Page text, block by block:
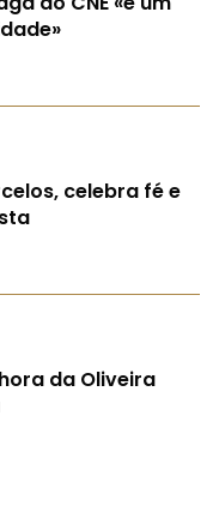
celebra fé e
da Oliveira